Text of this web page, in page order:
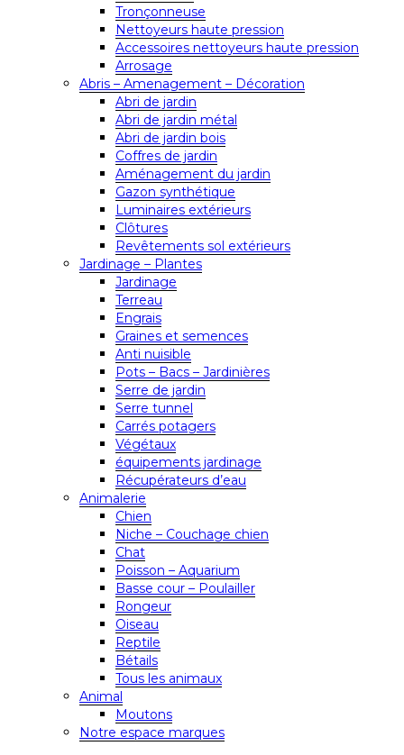
Tronçonneuse
Nettoyeurs haute pression
Accessoires nettoyeurs haute pression
Arrosage
Abris – Amenagement – Décoration
Abri de jardin
Abri de jardin métal
Abri de jardin bois
Coffres de jardin
Aménagement du jardin
Gazon synthétique
Luminaires extérieurs
Clôtures
Revêtements sol extérieurs
Jardinage – Plantes
Jardinage
Terreau
Engrais
Graines et semences
Anti nuisible
Pots – Bacs – Jardinières
Serre de jardin
Serre tunnel
Carrés potagers
Végétaux
équipements jardinage
Récupérateurs d’eau
Animalerie
Chien
Niche – Couchage chien
Chat
Poisson – Aquarium
Basse cour – Poulailler
Rongeur
Oiseau
Reptile
Bétails
Tous les animaux
Animal
Moutons
Notre espace marques